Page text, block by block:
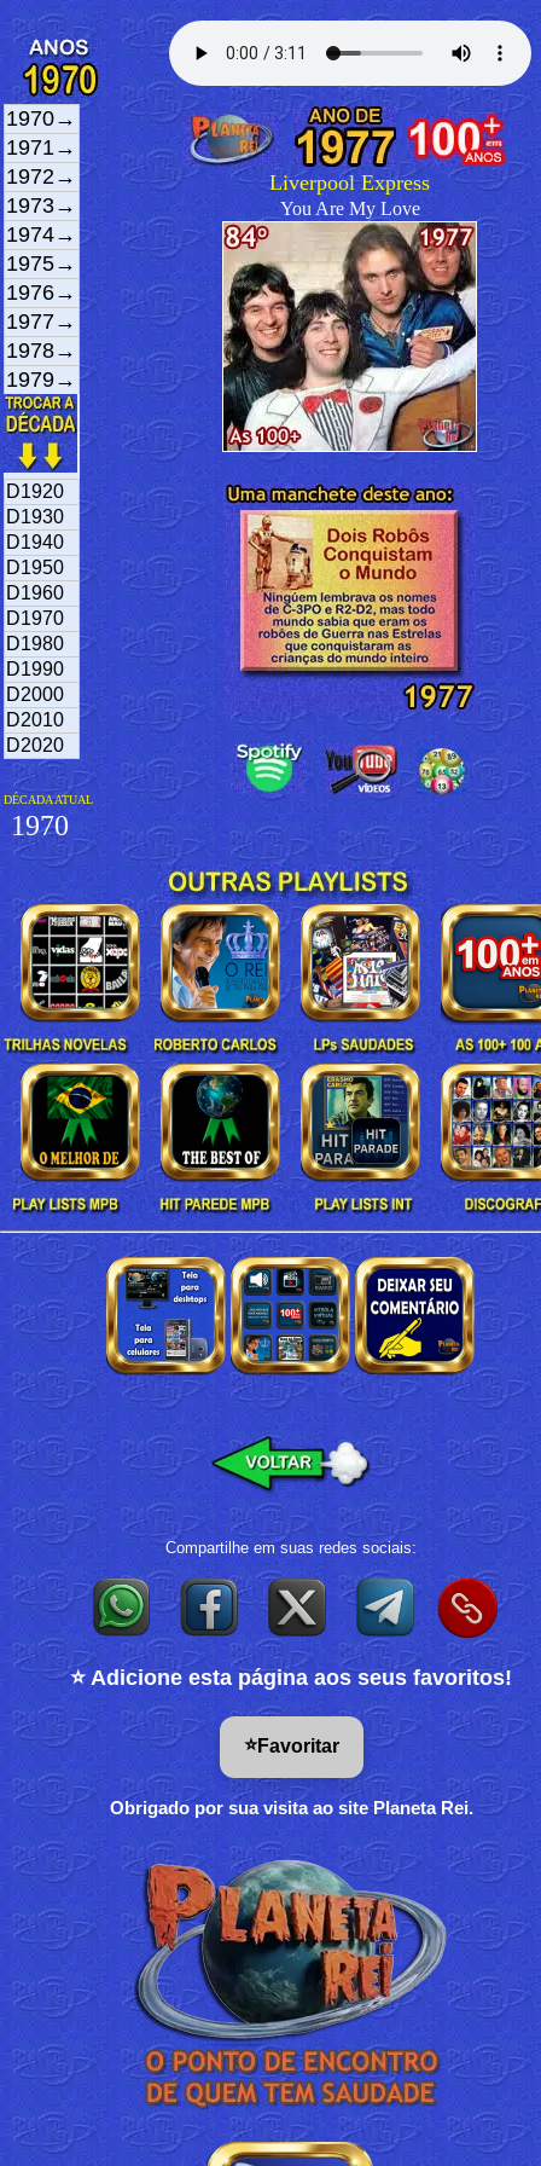
1970→
1971→
1972→
1973→
1974→
1975→
1976→
1977→
1978→
1979→
D1920
D1930
D1940
D1950
D1960
D1970
D1980
D1990
D2000
D2010
D2020
DÉCADA ATUAL
1970
Liverpool Express
You Are My Love
Compartilhe em suas redes sociais:
⭐ Adicione esta página aos seus favoritos!
⭐Favoritar
Obrigado por sua visita ao site Planeta Rei.